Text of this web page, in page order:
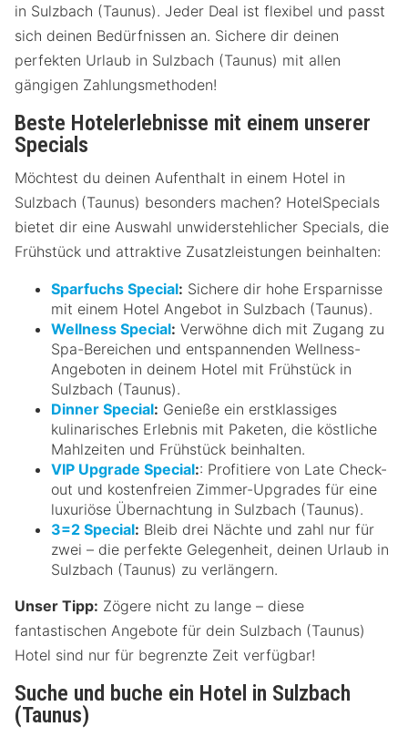
in Sulzbach (Taunus). Jeder Deal ist flexibel und passt
sich deinen Bedürfnissen an. Sichere dir deinen
perfekten Urlaub in Sulzbach (Taunus) mit allen
gängigen Zahlungsmethoden!
Beste Hotelerlebnisse mit einem unserer
Specials
Möchtest du deinen Aufenthalt in einem Hotel in
Sulzbach (Taunus) besonders machen? HotelSpecials
bietet dir eine Auswahl unwiderstehlicher Specials, die
Frühstück und attraktive Zusatzleistungen beinhalten:
Sparfuchs Special: Sichere dir hohe Ersparnisse
mit einem Hotel Angebot in Sulzbach (Taunus).
Wellness Special: Verwöhne dich mit Zugang zu
Spa-Bereichen und entspannenden Wellness-
Angeboten in deinem Hotel mit Frühstück in
Sulzbach (Taunus).
Dinner Special: Genieße ein erstklassiges
kulinarisches Erlebnis mit Paketen, die köstliche
Mahlzeiten und Frühstück beinhalten.
VIP Upgrade Special:: Profitiere von Late Check-
out und kostenfreien Zimmer-Upgrades für eine
luxuriöse Übernachtung in Sulzbach (Taunus).
3=2 Special: Bleib drei Nächte und zahl nur für
zwei – die perfekte Gelegenheit, deinen Urlaub in
Sulzbach (Taunus) zu verlängern.
Unser Tipp: Zögere nicht zu lange – diese
fantastischen Angebote für dein Sulzbach (Taunus)
Hotel sind nur für begrenzte Zeit verfügbar!
Suche und buche ein Hotel in Sulzbach
(Taunus)